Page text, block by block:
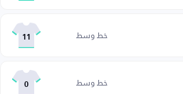
خط وسط 11
خط وسط 0